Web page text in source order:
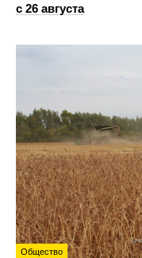
с 26 августа
Общество